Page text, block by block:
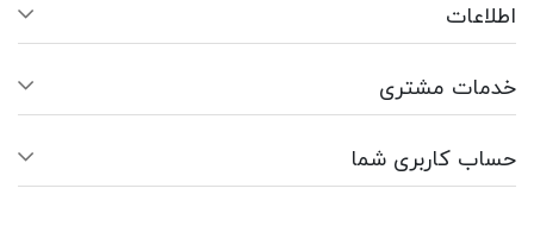
اطلاعات
خدمات مشتری
حساب کاربری شما